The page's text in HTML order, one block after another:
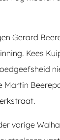
Gerard
Kees
vorige